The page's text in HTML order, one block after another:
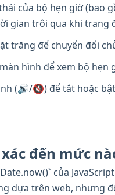
của bộ hẹn giờ (bao
gian trôi qua khi trang
trăng để chuyển đổi
hình để xem bộ hẹn
(🔊/🔇) để tắt hoặc
đến mức
của
dựa trên web, nhưng